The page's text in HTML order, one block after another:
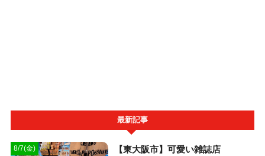
最新記事
8/7(金)
【東大阪市】可愛い雑誌店